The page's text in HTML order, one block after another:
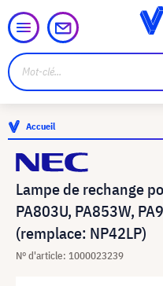
Accueil
Lampe de rechange
PA803U, PA853W,
(remplace: NP42LP)
N° d'article: 1000023239